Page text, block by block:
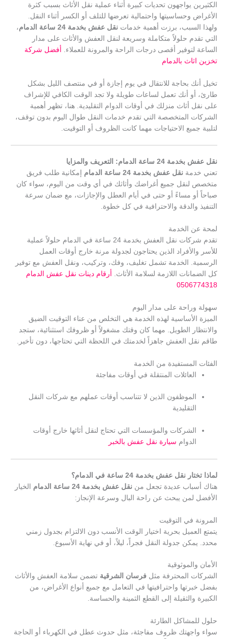
الكثيرين يواجهون تحديات كبيرة أثناء عملية نقل الأثاث بسبب كثرة
الأغراض وحساسيتها واحتمالية تعرضها للتلف أو الكسر أثناء النقل.
ولهذا السبب، برزت أهمية خدماتنقل عفش بخدمة 24 ساعة الدمام
،
التي تقدم حلولاً متكاملة وسريعة لنقل العفش والأثاث على مدار
الساعة لتوفير أقصى درجات الراحة والمرونة للعملاء. أفضل شركة
تخزين اثاث بالدمام
تخيل أنك بحاجة للانتقال في يوم إجازة أو في منتصف الليل بشكل
طارئ، أو أنك تعمل لساعات طويلة ولا تجد الوقت الكافي للإشراف
على نقل أثاث منزلك في أوقات الدوام التقليدية. هنا، تظهر أهمية
الشركات المتخصصة التي تقدم خدمات النقل طوال اليوم بدون توقف،
لتلبية جميع الاحتياجات مهما كانت الظروف أو التوقيت.
نقل عفش بخدمة 24 ساعة الدمام: التعريف والمزايا
تعني خدمةنقل عفش بخدمة 24 ساعة الدمام
إمكانية طلب فريق
متخصص لنقل جميع أغراضك وأثاثك في أي وقت من اليوم، سواء كان
صباحاً أو مساءً أو حتى في أيام العطل والإجازات، مع ضمان سرعة
التنفيذ والدقة والاحترافية في كل خطوة.
لمحة عن الخدمة
تقدم شركات نقل العفش بخدمة 24 ساعة في الدمام حلولاً عملية
للأسر والأفراد الذين يحتاجون لجدولة مرنة خارج أوقات العمل
الرسمية. الخدمة تشمل تغليف، وفك، وتركيب، ونقل العفش مع توفير
كل الضمانات اللازمة لسلامة الأثاث.
أرقام دينات نقل عفش الدمام
0506774318
سهولة وراحة على مدار اليوم
الميزة الأساسية لهذه الخدمة هي التخلص من عناء التوقيت الضيق
والانتظار الطويل. مهما كان وقتك مشغولاً أو ظروفك استثنائية، ستجد
طاقم نقل العفش جاهزاً لخدمتك في اللحظة التي تحتاجها، دون تأخير.
الفئات المستفيدة من الخدمة
العائلات المنتقلة في أوقات مفاجئة
الموظفون الذين لا تتناسب أوقات عملهم مع شركات النقل
التقليدية
الشركات والمؤسسات التي تحتاج لنقل أثاثها خارج أوقات
الدوام سيارة نقل عفش بالخبر
لماذا تختار نقل عفش بخدمة 24 ساعة في الدمام؟
هناك أسباب عديدة تجعل مننقل عفش بخدمة 24 ساعة الدمام
الخيار
الأفضل لمن يبحث عن راحة البال وسرعة الإنجاز:
المرونة في التوقيت
يتمتع العميل بحرية اختيار الوقت الأنسب دون الالتزام بجدول زمني
محدد. يمكن جدولة النقل فجراً، ليلاً، أو في نهاية الأسبوع.
الأمان والموثوقية
الشركات المحترفة مثلفرسان الشرقية تضمن سلامة العفش والأثاث
بفضل خبرتها واحترافيتها في التعامل مع جميع أنواع الأغراض، من
الكبيرة والثقيلة إلى القطع الثمينة والحساسة.
حلول للمشاكل الطارئة
سواء واجهتك ظروف مفاجئة، مثل حدوث عطل في الكهرباء أو الحاجة